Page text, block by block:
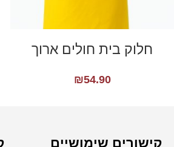
חלוק בית חולים ארוך
₪54.90
קישורים שימושיים